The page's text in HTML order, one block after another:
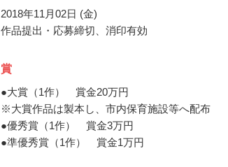
2018年11月02日 (金)
作品提出・応募締切、消印有効
賞
●大賞（1作） 賞金20万円
※大賞作品は製本し、市内保育施設等へ配布
●優秀賞（1作） 賞金3万円
●準優秀賞（1作） 賞金1万円